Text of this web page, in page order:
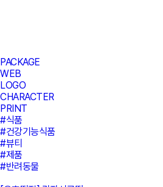
PACKAGE
WEB
LOGO
CHARACTER
PRINT
#식품
#건강기능식품
#뷰티
#제품
#반려동물